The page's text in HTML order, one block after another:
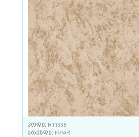
კოდი: R11338
ბრენდი: FIPAR